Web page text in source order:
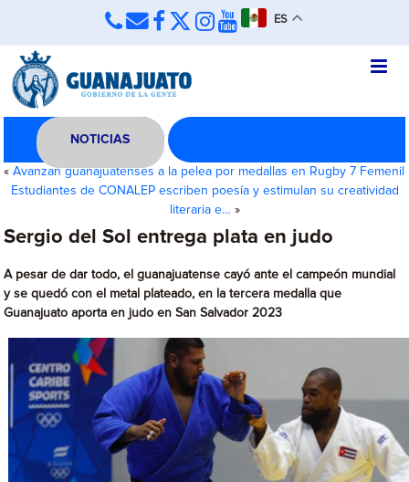
ES
NOTICIAS
«Avanzan guanajuatenses a la pelea por medallas en Rugby 7 Femenil
Estudiantes de CONALEP escriben poesía y estimulan su creatividad
literaria e… »
Sergio del Sol entrega plata en judo
A pesar de dar todo, el guanajuatense cayó ante el campeón mundial
y se quedó con el metal plateado, en la tercera medalla que
Guanajuato aporta en judo en San Salvador 2023